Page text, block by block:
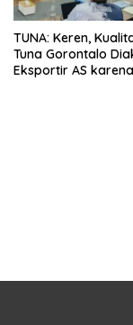
TUNA: Keren,
Tuna Gorontalo
Eksportir AS karena